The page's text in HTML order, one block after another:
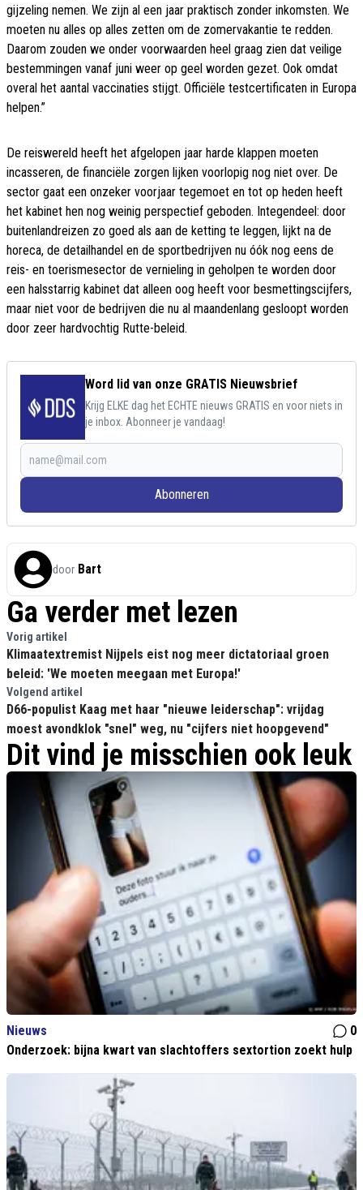
gijzeling nemen. We zijn al een jaar praktisch zonder inkomsten. We
moeten nu alles op alles zetten om de zomervakantie te redden.
Daarom zouden we onder voorwaarden heel graag zien dat veilige
bestemmingen vanaf juni weer op geel worden gezet. Ook omdat
overal het aantal vaccinaties stijgt. Officiële testcertificaten in Europa
helpen.”
De reiswereld heeft het afgelopen jaar harde klappen moeten
incasseren, de financiële zorgen lijken voorlopig nog niet over. De
sector gaat een onzeker voorjaar tegemoet en tot op heden heeft
het kabinet hen nog weinig perspectief geboden. Integendeel: door
buitenlandreizen zo goed als aan de ketting te leggen, lijkt na de
horeca, de detailhandel en de sportbedrijven nu óók nog eens de
reis- en toerismesector de vernieling in geholpen te worden door
een halsstarrig kabinet dat alleen oog heeft voor besmettingscijfers,
maar niet voor de bedrijven die nu al maandenlang gesloopt worden
door zeer hardvochtig Rutte-beleid.
Word lid van onze GRATIS Nieuwsbrief
Krijg ELKE dag het ECHTE nieuws GRATIS en voor niets in
je inbox. Abonneer je vandaag!
Abonneren
door Bart
Ga verder met lezen
Vorig artikel
Klimaatextremist Nijpels eist nog meer dictatoriaal groen
beleid: 'We moeten meegaan met Europa!'
Volgend artikel
D66-populist Kaag met haar "nieuwe leiderschap": vrijdag
moest avondklok "snel" weg, nu "cijfers niet hoopgevend"
Dit vind je misschien ook leuk
Nieuws
0
Onderzoek: bijna kwart van slachtoffers sextortion zoekt hulp